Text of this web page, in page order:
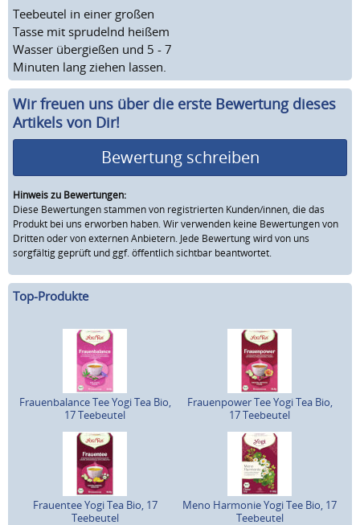
Teebeutel in einer großen
Tasse mit sprudelnd heißem
Wasser übergießen und 5 - 7
Minuten lang ziehen lassen.
Wir freuen uns über die erste Bewertung dieses
Artikels von Dir!
Bewertung schreiben
Hinweis zu Bewertungen:
Diese Bewertungen stammen von registrierten Kunden/innen, die das
Produkt bei uns erworben haben. Wir verwenden keine Bewertungen von
Dritten oder von externen Anbietern. Jede Bewertung wird von uns
sorgfältig geprüft und ggf. öffentlich sichtbar beantwortet.
Top-Produkte
Frauenbalance Tee Yogi Tea Bio,
17 Teebeutel
Frauenpower Tee Yogi Tea Bio,
17 Teebeutel
Frauentee Yogi Tea Bio, 17
Teebeutel
Meno Harmonie Yogi Tee Bio, 17
Teebeutel